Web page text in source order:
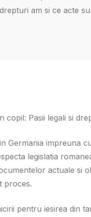
am si ce acte
copil: Pasii legali si
Germania impreuna
legislatia
actuale si
proces.
pentru iesirea din